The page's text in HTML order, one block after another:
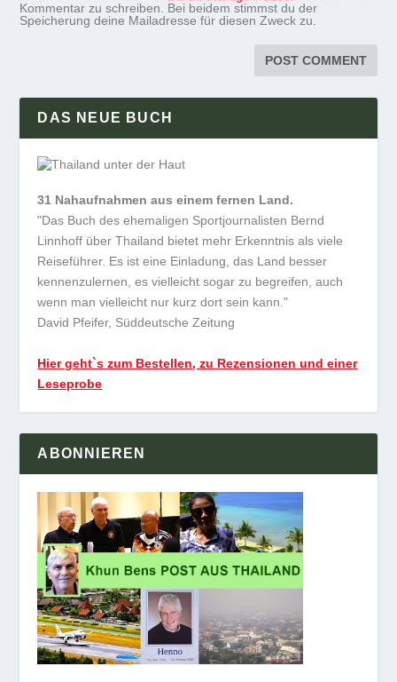
Kommentar zu schreiben. Bei beidem stimmst du der
Speicherung deine Mailadresse für diesen Zweck zu.
DAS NEUE BUCH
31 Nahaufnahmen aus einem fernen Land.
"Das Buch des ehemaligen Sportjournalisten Bernd
Linnhoff über Thailand bietet mehr Erkenntnis als viele
Reiseführer. Es ist eine Einladung, das Land besser
kennenzulernen, es vielleicht sogar zu begreifen, auch
wenn man vielleicht nur kurz dort sein kann."
David Pfeifer, Süddeutsche Zeitung
Hier geht`s zum Bestellen, zu Rezensionen und einer
Leseprobe
ABONNIEREN